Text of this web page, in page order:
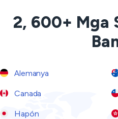
2, 600+ Mga
Alemanya
Canada
Hapón